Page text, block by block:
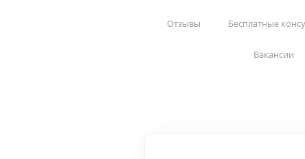
Отзывы Бесплатные
Вакансии